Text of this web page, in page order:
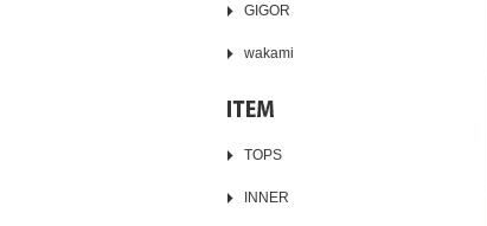
GIGOR
wakami
TOPS
INNER